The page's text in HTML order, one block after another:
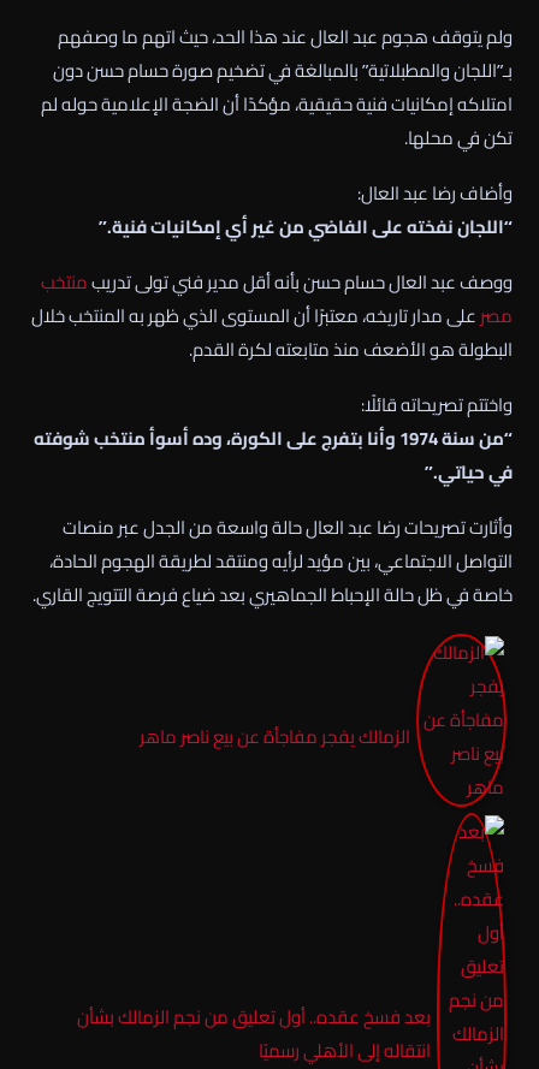
ولم يتوقف هجوم عبد العال عند هذا الحد، حيث اتهم ما وصفهم
بـ”اللجان والمطبلاتية” بالمبالغة في تضخيم صورة حسام حسن دون
امتلاكه إمكانيات فنية حقيقية، مؤكدًا أن الضجة الإعلامية حوله لم
تكن في محلها.
وأضاف رضا عبد العال:
“اللجان نفخته على الفاضي من غير أي إمكانيات فنية.”
ووصف عبد العال حسام حسن بأنه أقل مدير فني تولى تدريبمنتخب
مصرعلى مدار تاريخه، معتبرًا أن المستوى الذي ظهر به المنتخب خلال
البطولة هو الأضعف منذ متابعته لكرة القدم.
واختتم تصريحاته قائلًا:
“من سنة 1974 وأنا بتفرج على الكورة، وده أسوأ منتخب شوفته
في حياتي.”
وأثارت تصريحات رضا عبد العال حالة واسعة من الجدل عبر منصات
التواصل الاجتماعي، بين مؤيد لرأيه ومنتقد لطريقة الهجوم الحادة،
خاصة في ظل حالة الإحباط الجماهيري بعد ضياع فرصة التتويج القاري.
الزمالك يفجر مفاجأة عن بيع ناصر ماهر
بعد فسخ عقده.. أول تعليق من نجم الزمالك بشأن
انتقاله إلى الأهلي رسميًا